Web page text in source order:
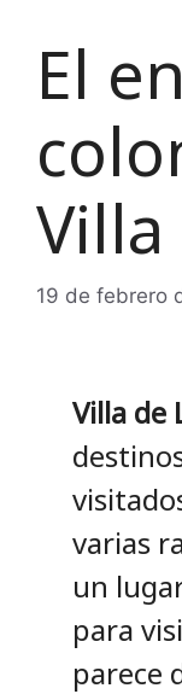
El
Villa
19 de febrero
Villa de
varias
un
para
parece